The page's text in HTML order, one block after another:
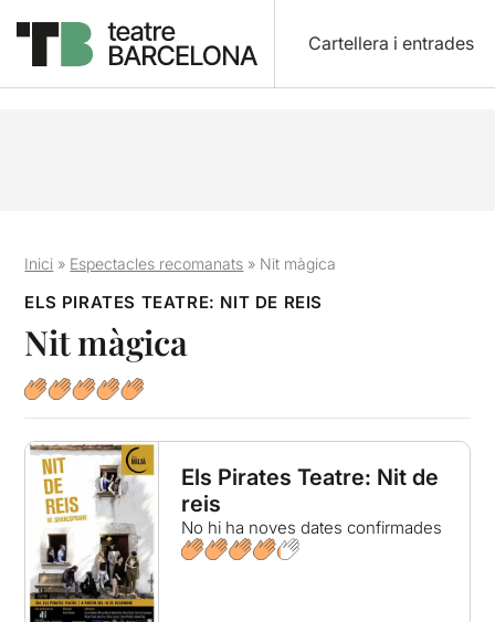
Cartellera i entrades
Inici » Espectacles recomanats » Nit màgica
ELS PIRATES TEATRE: NIT DE REIS
Nit màgica
Els Pirates Teatre: Nit de
reis
No hi ha noves dates confirmades